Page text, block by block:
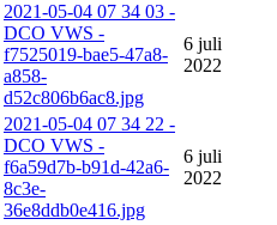
2021-05-04 07 34 03 -
DCO VWS -
f7525019-bae5-47a8-
a858-
d52c806b6ac8.jpg
6 juli
2022
2021-05-04 07 34 22 -
DCO VWS -
f6a59d7b-b91d-42a6-
8c3e-
36e8ddb0e416.jpg
6 juli
2022